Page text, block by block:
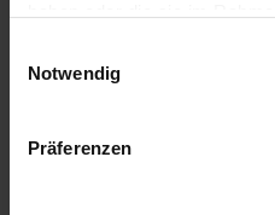
Notwendig
Präferenzen
Skanden